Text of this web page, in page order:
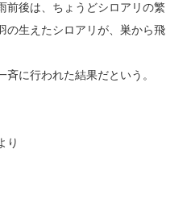
後は、ちょうどシロアリの繁
の生えたシロアリが、巣から飛
に行われた結果だという。
り